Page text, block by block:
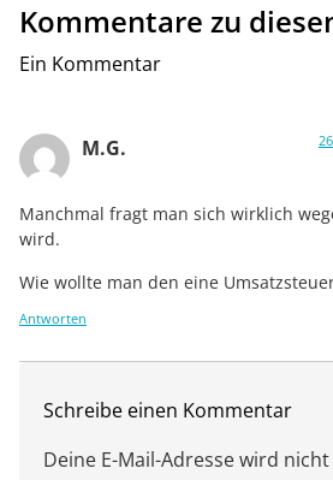
Kommentare zu
Ein Kommentar
M.G.
Manchmal fragt man sich wirklich
wird.
Wie wollte man den eine
Antworten
Schreibe einen Kommentar
Deine E-Mail-Adresse wird